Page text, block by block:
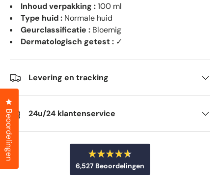
Inhoud verpakking :100 ml
Type huid : Normale huid
Geurclassificatie : Bloemig
Dermatologisch getest : ✓
Levering en tracking
24u/24 klantenservice
e
o
6,527 Beoordelingen
Beoordelingen
Klik om het dialoogvenster met beoordelingen te openen